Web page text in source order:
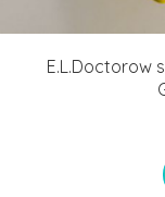
E.L.Doctorow